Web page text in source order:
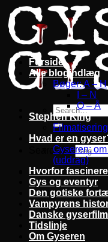
Fortsæt
til
indhold
Search for:
Forside
Alle blogindlæg
Bøger: A – H
I – N
O – Å
Stephen King
Hvad er en
Gyseren:
(uddrag)
Hvorfor
Gys og eventyr
Den gotiske
Vampyrens
Danske gyserfilm
Tidslinje
Om Gyseren